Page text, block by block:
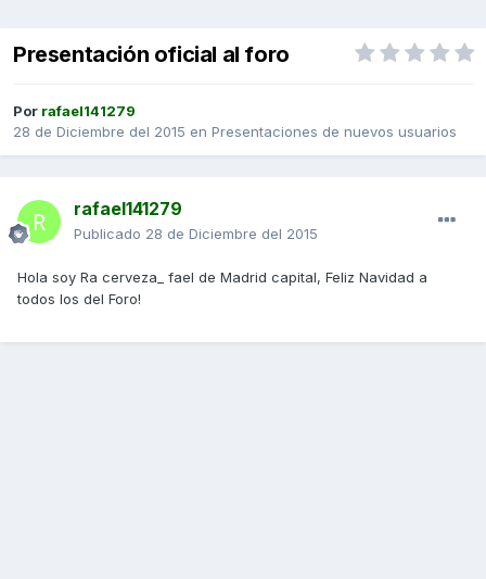
Presentación oficial al foro
Por rafael141279
28 de Diciembre del 2015 en Presentaciones de nuevos usuarios
rafael141279
Publicado 28 de Diciembre del 2015
Hola soy Ra cerveza_ fael de Madrid capital, Feliz Navidad a
todos los del Foro!